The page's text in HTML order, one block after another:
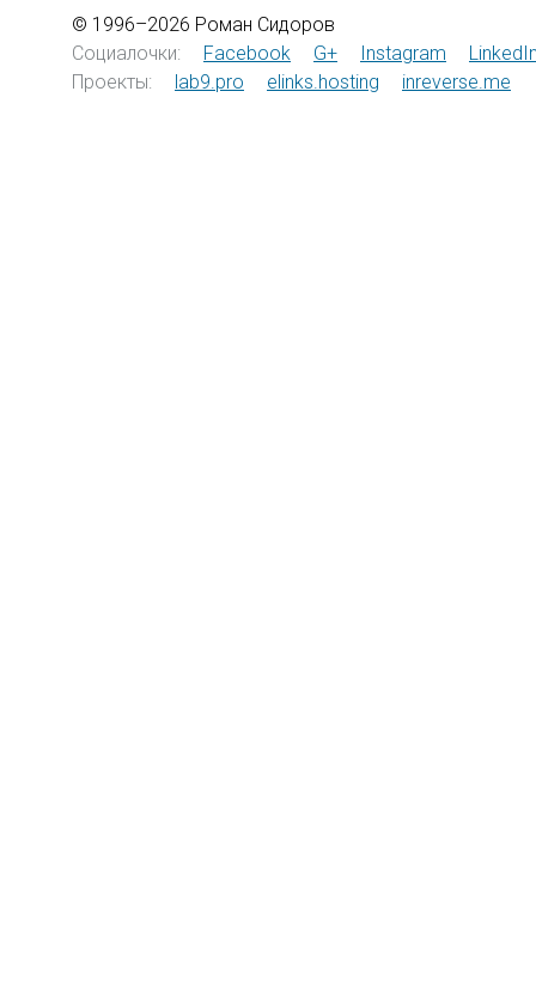
© 1996–2026 Роман Сидоров
Социалочки:
Facebook G+ Instagram
Проекты:
lab9.pro elinks.hosting inreverse.me